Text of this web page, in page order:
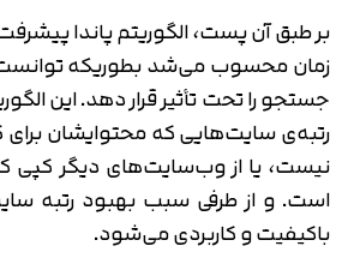
بر طبق آن پست، الگوریتم پاندا
جستجو را تحت تأثیر قرار دهد. این
رتبه‌ی سایت‌هایی که محتوایشان برای
نیست، یا از وب‌سایت‌های دیگر کپی
است. و از طرفی سبب بهبود رتبه
باکیفیت و کاربردی می‌شود.